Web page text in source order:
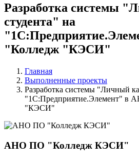
Разработка системы
студента" на
"Колледж "КЭСИ"
Главная
Выполненные проекты
Разработка системы "Личный
"1С:Предприятие.Элемент" в
"КЭСИ"
АНО ПО "Колледж КЭСИ"